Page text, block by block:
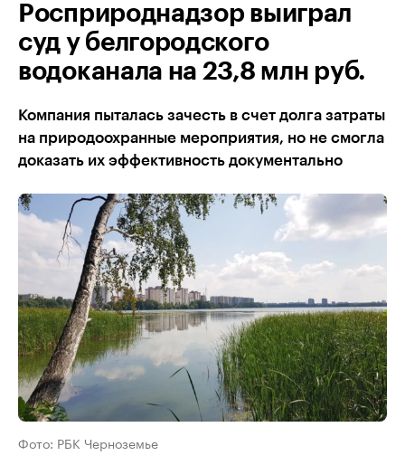
Росприроднадзор выиграл
суд у белгородского
водоканала на 23,8 млн руб.
Компания пыталась зачесть в счет долга затраты
на природоохранные мероприятия, но не смогла
доказать их эффективность документально
Фото: РБК Черноземье